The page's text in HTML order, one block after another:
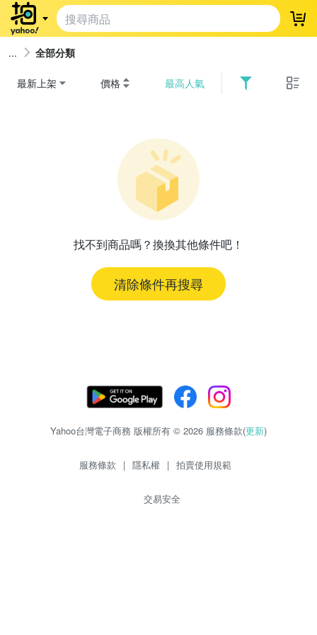
登
全部分類
最新上架 價格 最高人氣
找不到商品嗎？換換其他條件吧！
清除條件再搜尋
Yahoo台灣電子商務 版權所有 © 2026 服務條款(更新)
服務條款 | 隱私權 | 拍賣使用規範
交易安全